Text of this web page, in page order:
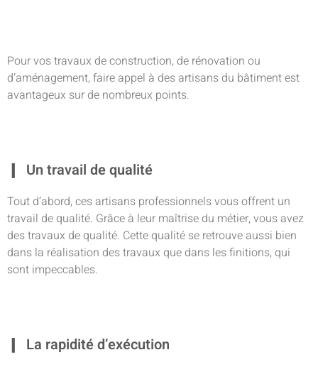
Pour vos travaux de construction, de rénovation ou
d’aménagement, faire appel à des artisans du bâtiment est
avantageux sur de nombreux points.
Un travail de qualité
Tout d’abord, ces artisans professionnels vous offrent un
travail de qualité. Grâce à leur maîtrise du métier, vous avez
des travaux de qualité. Cette qualité se retrouve aussi bien
dans la réalisation des travaux que dans les finitions, qui
sont impeccables.
La rapidité d’exécution